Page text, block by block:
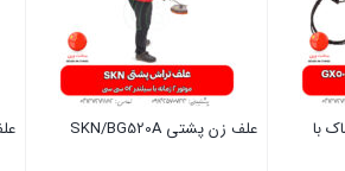
ماک با
علف زن پشتی SKN/BG520A